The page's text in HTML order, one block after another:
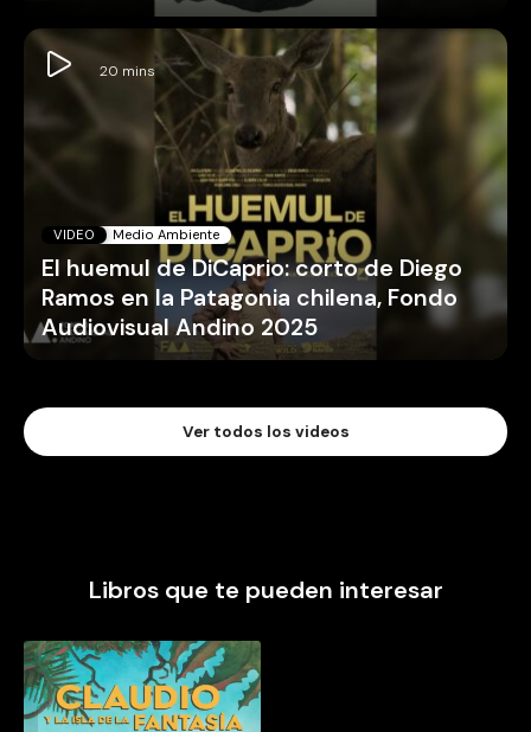
VIDEO Medio Ambiente
El huemul de DiCaprio: corto de Diego
Ramos en la Patagonia chilena, Fondo
Audiovisual Andino 2025
Ver todos los videos
Libros que te pueden interesar